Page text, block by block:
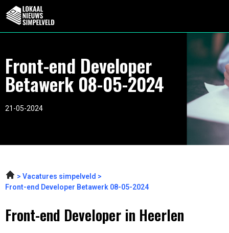
Front-end Developer
Betawerk 08-05-2024
21-05-2024
Vacatures simpelveld
Front-end Developer Betawerk 08-05-2024
Front-end Developer in Heerlen